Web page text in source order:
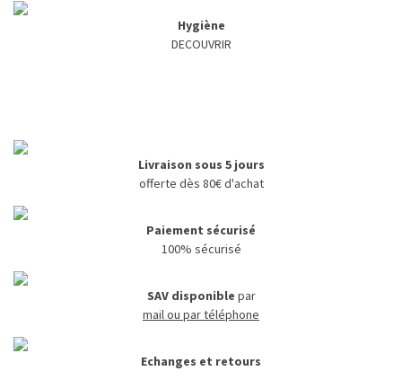
Hygiène
DECOUVRIR
Livraison sous 5 jours
offerte dès 80€ d'achat
Paiement sécurisé
100% sécurisé
SAV disponible par
mail ou par téléphone
Echanges et retours